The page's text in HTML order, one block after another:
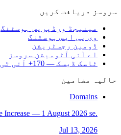
سروسز دریافت کریں
مینیجڈ ورڈپریس ہوسٹنگ
وی پی ایس ہوسٹنگ
ڈومین رجسٹریشن
اے آئی آٹومیشن سروسز
ٹاسک ڈیسک — 170+ آئی ٹی ٹاسکس
حالیہ مضامین
Domains
.PK Domain Price Increase — 1 August 2026 se
Jul 13, 2026